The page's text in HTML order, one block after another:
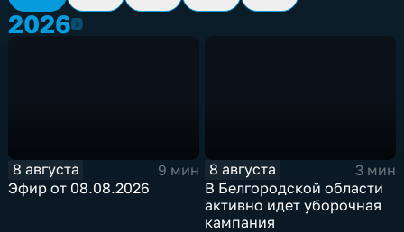
20262026
8 августа
9 мин
Эфир от 08.08.2026
8 августа
3 мин
В Белгородской области
активно идет уборочная
кампания